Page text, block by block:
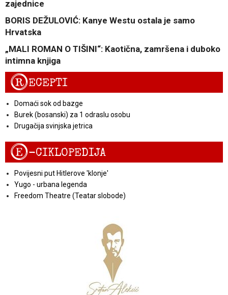
zajednice
BORIS DEŽULOVIĆ: Kanye Westu ostala je samo
Hrvatska
„MALI ROMAN O TIŠINI“: Kaotična, zamršena i duboko
intimna knjiga
RECEPTI
Domaći sok od bazge
Burek (bosanski) za 1 odraslu osobu
Drugačija svinjska jetrica
E-CIKLOPEDIJA
Povijesni put Hitlerove 'klonje'
Yugo - urbana legenda
Freedom Theatre (Teatar slobode)